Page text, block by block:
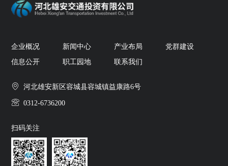
企业概况 新闻中心 产业布局
党群建设
信息公开
职工园地 联系我们
河北雄安新区容城县容城镇益康路6号
0312-6736200
扫码关注